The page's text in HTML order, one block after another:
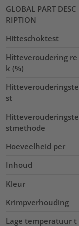
GLOBAL PART DESC
RIPTION
Hitteschoktest
Hitteveroudering re
k (%)
Hitteverouderingste
st
Hitteverouderingste
stmethode
Hoeveelheid per
Inhoud
Kleur
Krimpverhouding
Lage temperatuur t